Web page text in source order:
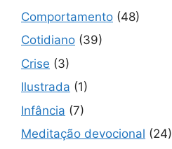
Comportamento (48)
Cotidiano (39)
Crise (3)
Ilustrada (1)
Infância (7)
Meditação devocional (24)